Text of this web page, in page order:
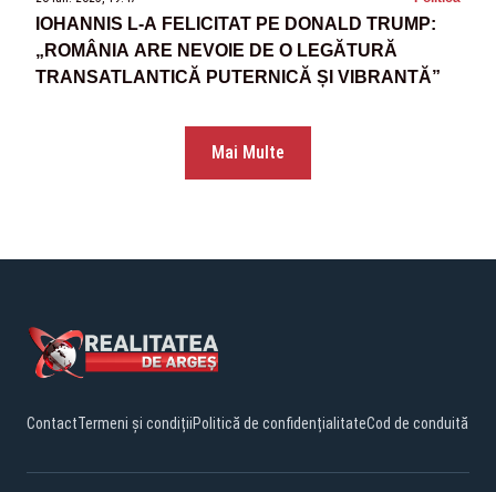
IOHANNIS L-A FELICITAT PE DONALD TRUMP:
„ROMÂNIA ARE NEVOIE DE O LEGĂTURĂ
TRANSATLANTICĂ PUTERNICĂ ȘI VIBRANTĂ”
Mai Multe
ContactTermeni și condițiiPolitică de confidențialitateCod de conduită